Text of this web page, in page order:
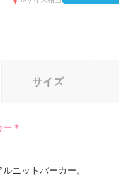
サイズ